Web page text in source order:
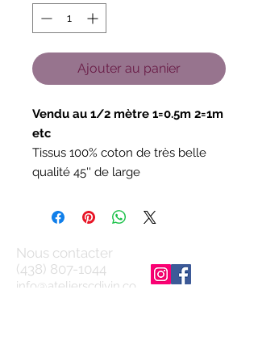
Ajouter au panier
Vendu au 1/2 mètre 1=0.5m 2=1m
etc
Tissus 100% coton de très belle
qualité 45'' de large
Nous contacter
(438) 807-1044
info@atelierscdivin.co